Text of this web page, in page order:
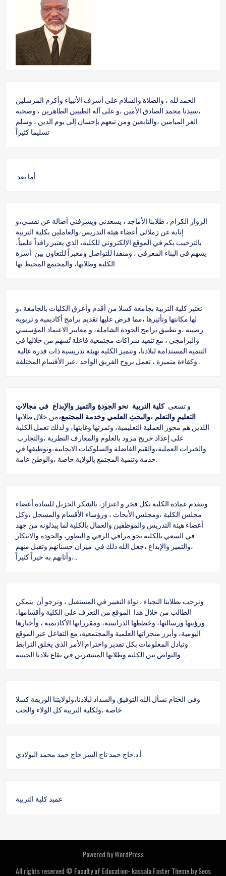
الحمد لله ، والصلاة والسلام على أشرف الأنبياء وأكرم المرسلين
،سيدنا محمد الصادق الأمين ،و على آله الطيبين الطاهرين ، وصحبه
الغر الميامين ،والتابعين ومن تبعهم بإحسان إلى يوم الدين ، وسلم
تسليما كثيراً
أما بعد
الزوار الكرام ، طلابنا الأماجد ، يسعدني ويشرفني أصالة عن نفسي،و
إنابة عن زملائي أعضاء هيئة التدريس،والعاملين بكلية التربية
بالترحيب بكم في الموقع الإلكتروني للكلية، الذي يعتبر رافداً علمياً،
يسهم في البناء المعرفي ، ومنفذا للتواصل ومعبراً للتعاون بين أسرة
الكلية وطلابها، والمجتمع المحيط بها.
تعتبر كلية التربية بجامعة كسلا من أقدم وأعرق الكليات بالجامعة ،و
لها مكانتها وتأثيرها ،مما فرض عليها تقديم برامج أكاديمية و تربوية
رصينة ،و تطبيق برامج الجودة الشاملة، و معايير الاعتماد المؤسسي
والبرامجي ، مع تنفيذ شراكات مجتمعية فاعلة تُسهم من خلالها في
التنمية المستدامة لبلادنا، وتتميز الكلية بهيئة تدريسية ذات قدرة عالية
وكفاءة متميزة ، تعمل بروح الفريق الواحد ،عبر الأقسام المختلفة .
و تسعى كلية التربية نحو الجودةِ والتميز والإبداع في مجالاتِ
التعليمِ والتعلم ،والبحثِ العلمي وخدمة المجتمع،من خلال طلابها
اللذين هم محور العملية التعليمية، وثمرتها وغايتها، و لذلك تعمل الكلية
على إعداد خريج مزود بالعلوم والمعارف النظرية ،والتجارب
والخبرات العملية،والقيم الفاضلة والسلوكيات الايجابية،وتوظيفها في
خدمة وتنمية المجتمع بالولاية خاصة ،والوطن عامة.
وتتقدم عمادة الكلية بكل فخر و اعتزاز، بالشكر الجزيل للسادة أعضاء
مجلس الكلية ،ومجلس الأبحاث ، ورؤساء الأقسام والمسجل ،وكل
أعضاء هيئة التدريس والموظفين والعمال بالكلية لما يبذلونه من جهد
في السعي بالكلية نحو مراقي الرقي و التطور، والجودة والابتكار
،والتميز والإبداع ،جعل الله ذلك في ميزان حسناتهم وتقبل منهم
،وأثابهم به خيراً كثيراً..
ونرحب بطلابنا النجباء ، نواة التغيير في المستقبل ، ونرجو أن يتمكن
الطالب من خلال هذا الموقع من التعرف على الكلية وأقسامها،
ورؤيتها ورسالتها، وخططها الدراسية، ومقرراتها الأكاديمية ، وأخبارها
اليومية، وأبرز منجزاتها العلمية والمجتمعية، مع التفاعل عبر الموقع
وتبادل المعلومات بكل تقدير واحترام الأمر الذي يخلق الترابط
والتواص بين الكلية وطلابها المنتشرين في بقاع بلادنا الحبيبة .
وفي الختام نسأل الله التوفيق والسداد لبلادنا،ولولايتنا الوريفة كسلا
خاصة ،ولكلية التربية كل الولاء والحب
أ.د.حاج حمد تاج السر حاج حمد محمد البولادي
عميد كلية التربية
Powered by WordPress
All rights reserved © Faculty of Education- kassalaFaster Theme by Seos